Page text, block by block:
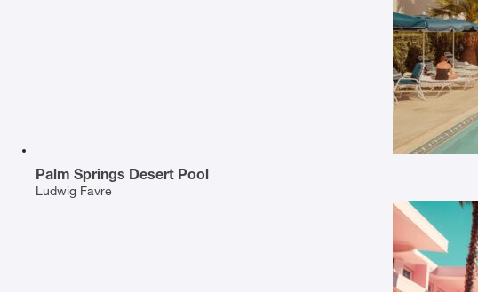
Palm Springs Desert Pool
Ludwig Favre